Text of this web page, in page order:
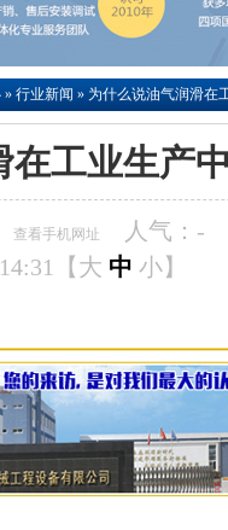
» 行业新闻 » 为什么说油气润滑在
在工业生产
查看手机网址 人气： -
14:31【 大 中 小】